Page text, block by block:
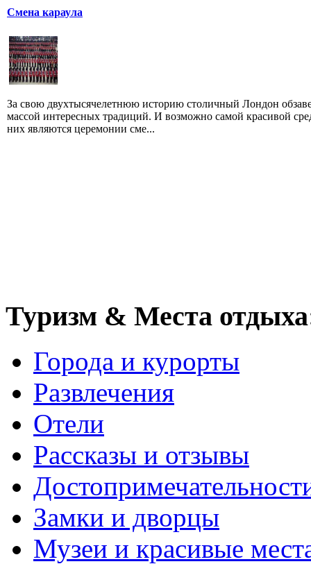
Смена караула
За свою двухтысячелетнюю историю столичный Лондон
массой интересных традиций. И возможно самой красивой
них являются церемонии сме...
Туризм & Места
Города и курорты
Развлечения
Отели
Рассказы и отзывы
Замки и дворцы
Музеи и красивые